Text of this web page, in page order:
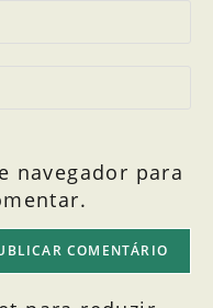
navegador para